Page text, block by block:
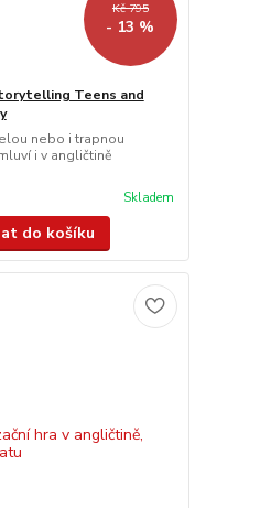
Kč 795
- 13 %
Teens and
nebo i trapnou
i v angličtině
Skladem
do košíku